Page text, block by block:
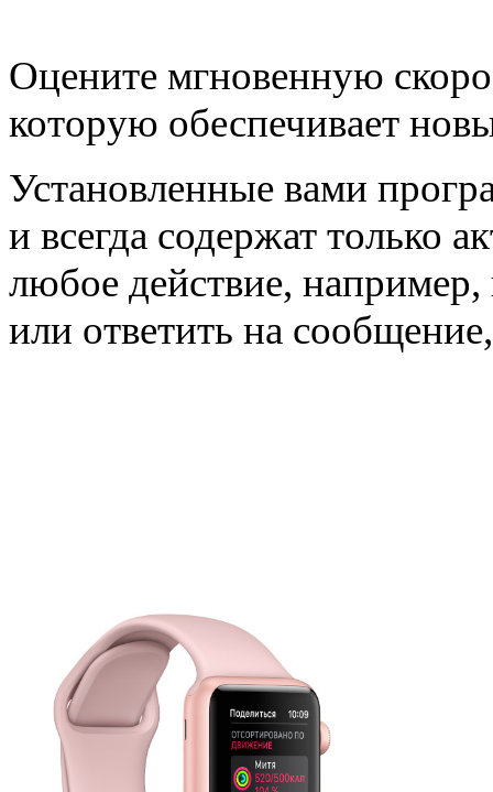
Оцените мгновенную
которую обеспечивает
Установленные вами
и всегда содержат
любое действие, например,
или ответить на